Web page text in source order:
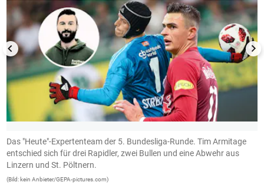
Das "Heute"-Expertenteam der 5. Bundesliga-Runde. Tim Armitage
entschied sich für drei Rapidler, zwei Bullen und eine Abwehr aus
Linzern und St. Pöltnern.
(Bild: kein Anbieter/GEPA-pictures.com)